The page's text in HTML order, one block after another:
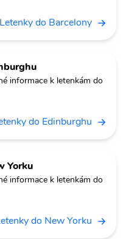
Letenky do Barcelony
informace k letenkám do
do Edinburghu
Yorku
informace k letenkám do
do New Yorku